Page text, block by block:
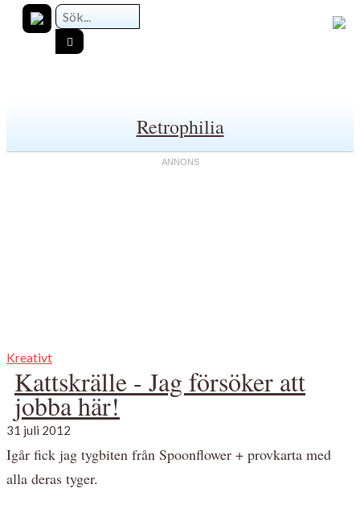
Retrophilia
Kreativt
Kattskrälle - Jag försöker att
jobba här!
31 juli 2012
Igår fick jag tygbiten från Spoonflower + provkarta med
alla deras tyger.